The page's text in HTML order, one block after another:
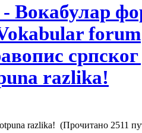
- Вокабулар
forum
српског
razlika!
razlika! (Прочитано 2511